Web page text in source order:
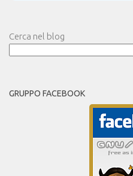
Cerca nel blog
GRUPPO FACEBOOK